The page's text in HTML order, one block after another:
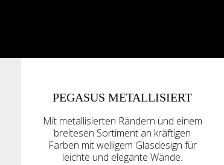
PEGASUS METALLISIERT
Mit metallisierten Rändern und einem
breitesen Sortiment an kräftigen
Farben mit welligem Glasdesign für
leichte und elegante Wände.